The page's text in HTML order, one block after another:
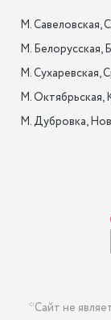
М. Савеловская,
М. Белорусская,
М. Сухаревская,
М. Октябрьская,
М. Дубровка,
*Сайт не